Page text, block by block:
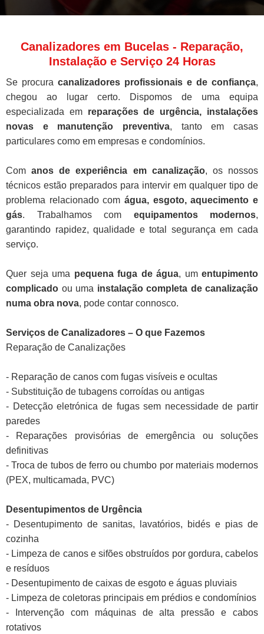
Canalizadores em Bucelas - Reparação,
Instalação e Serviço 24 Horas
Se procura canalizadores profissionais e de confiança,
chegou ao lugar certo. Dispomos de uma equipa
especializada em reparações de urgência, instalações
novas e manutenção preventiva, tanto em casas
particulares como em empresas e condomínios.
Comanos de experiência em canalização, os nossos
técnicos estão preparados para intervir em qualquer tipo de
problema relacionado com água, esgoto, aquecimento e
gás. Trabalhamos com equipamentos modernos,
garantindo rapidez, qualidade e total segurança em cada
serviço.
Quer seja uma pequena fuga de água, um entupimento
complicado ou uma instalação completa de canalização
numa obra nova, pode contar connosco.
Serviços de Canalizadores – O que Fazemos
Reparação de Canalizações
- Reparação de canos com fugas visíveis e ocultas
- Substituição de tubagens corroídas ou antigas
- Detecção eletrónica de fugas sem necessidade de partir
paredes
- Reparações provisórias de emergência ou soluções
definitivas
- Troca de tubos de ferro ou chumbo por materiais modernos
(PEX, multicamada, PVC)
Desentupimentos de Urgência
- Desentupimento de sanitas, lavatórios, bidés e pias de
cozinha
- Limpeza de canos e sifões obstruídos por gordura, cabelos
e resíduos
- Desentupimento de caixas de esgoto e águas pluviais
- Limpeza de coletoras principais em prédios e condomínios
- Intervenção com máquinas de alta pressão e cabos
rotativos